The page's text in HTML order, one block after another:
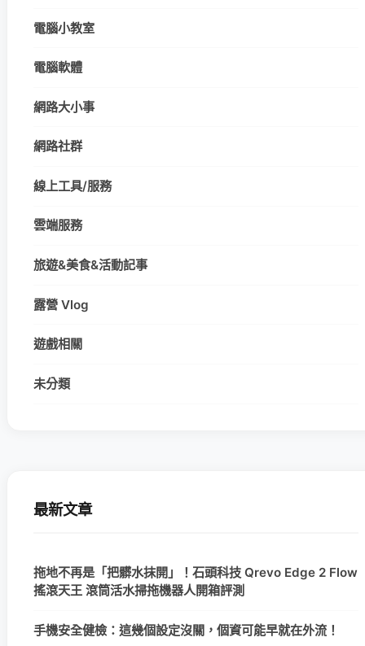
電腦小教室
電腦軟體
網路大小事
網路社群
線上工具/服務
雲端服務
旅遊&美食&活動記事
露營 Vlog
遊戲相關
未分類
最新文章
拖地不再是「把髒水抹開」！石頭科技 Qrevo Edge 2 Flow
搖滾天王 滾筒活水掃拖機器人開箱評測
手機安全健檢：這幾個設定沒關，個資可能早就在外流！